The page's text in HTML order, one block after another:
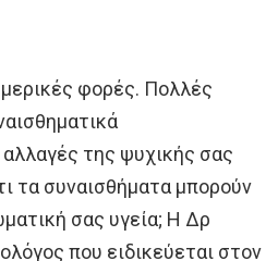
φορές. Πολλές
της ψυχικής σας
τα συναισθήματα μπορούν
σας υγεία; Η Δρ
που ειδικεύεται στον